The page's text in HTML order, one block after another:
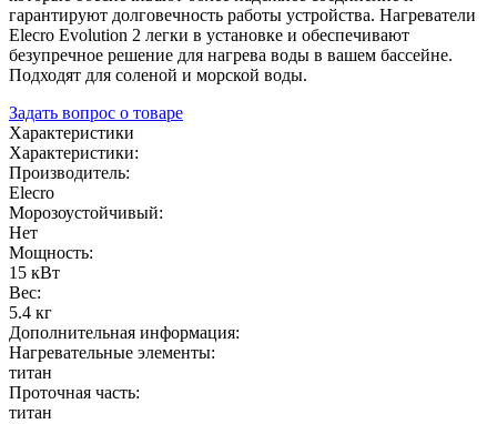
гарантируют долговечность работы устройства. Нагреватели
Elecro Evolution 2 легки в установке и обеспечивают
безупречное решение для нагрева воды в вашем бассейне.
Подходят для соленой и морской воды.
Задать вопрос о товаре
Характеристики
Характеристики:
Производитель:
Elecro
Морозоустойчивый:
Нет
Мощность:
15 кВт
Вес:
5.4 кг
Дополнительная информация:
Нагревательные элементы:
титан
Проточная часть:
титан